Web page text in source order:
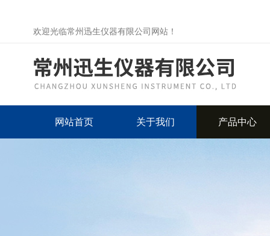
欢迎光临常州迅生仪器有限公司网站！
网站首页 关于我们 产品中心